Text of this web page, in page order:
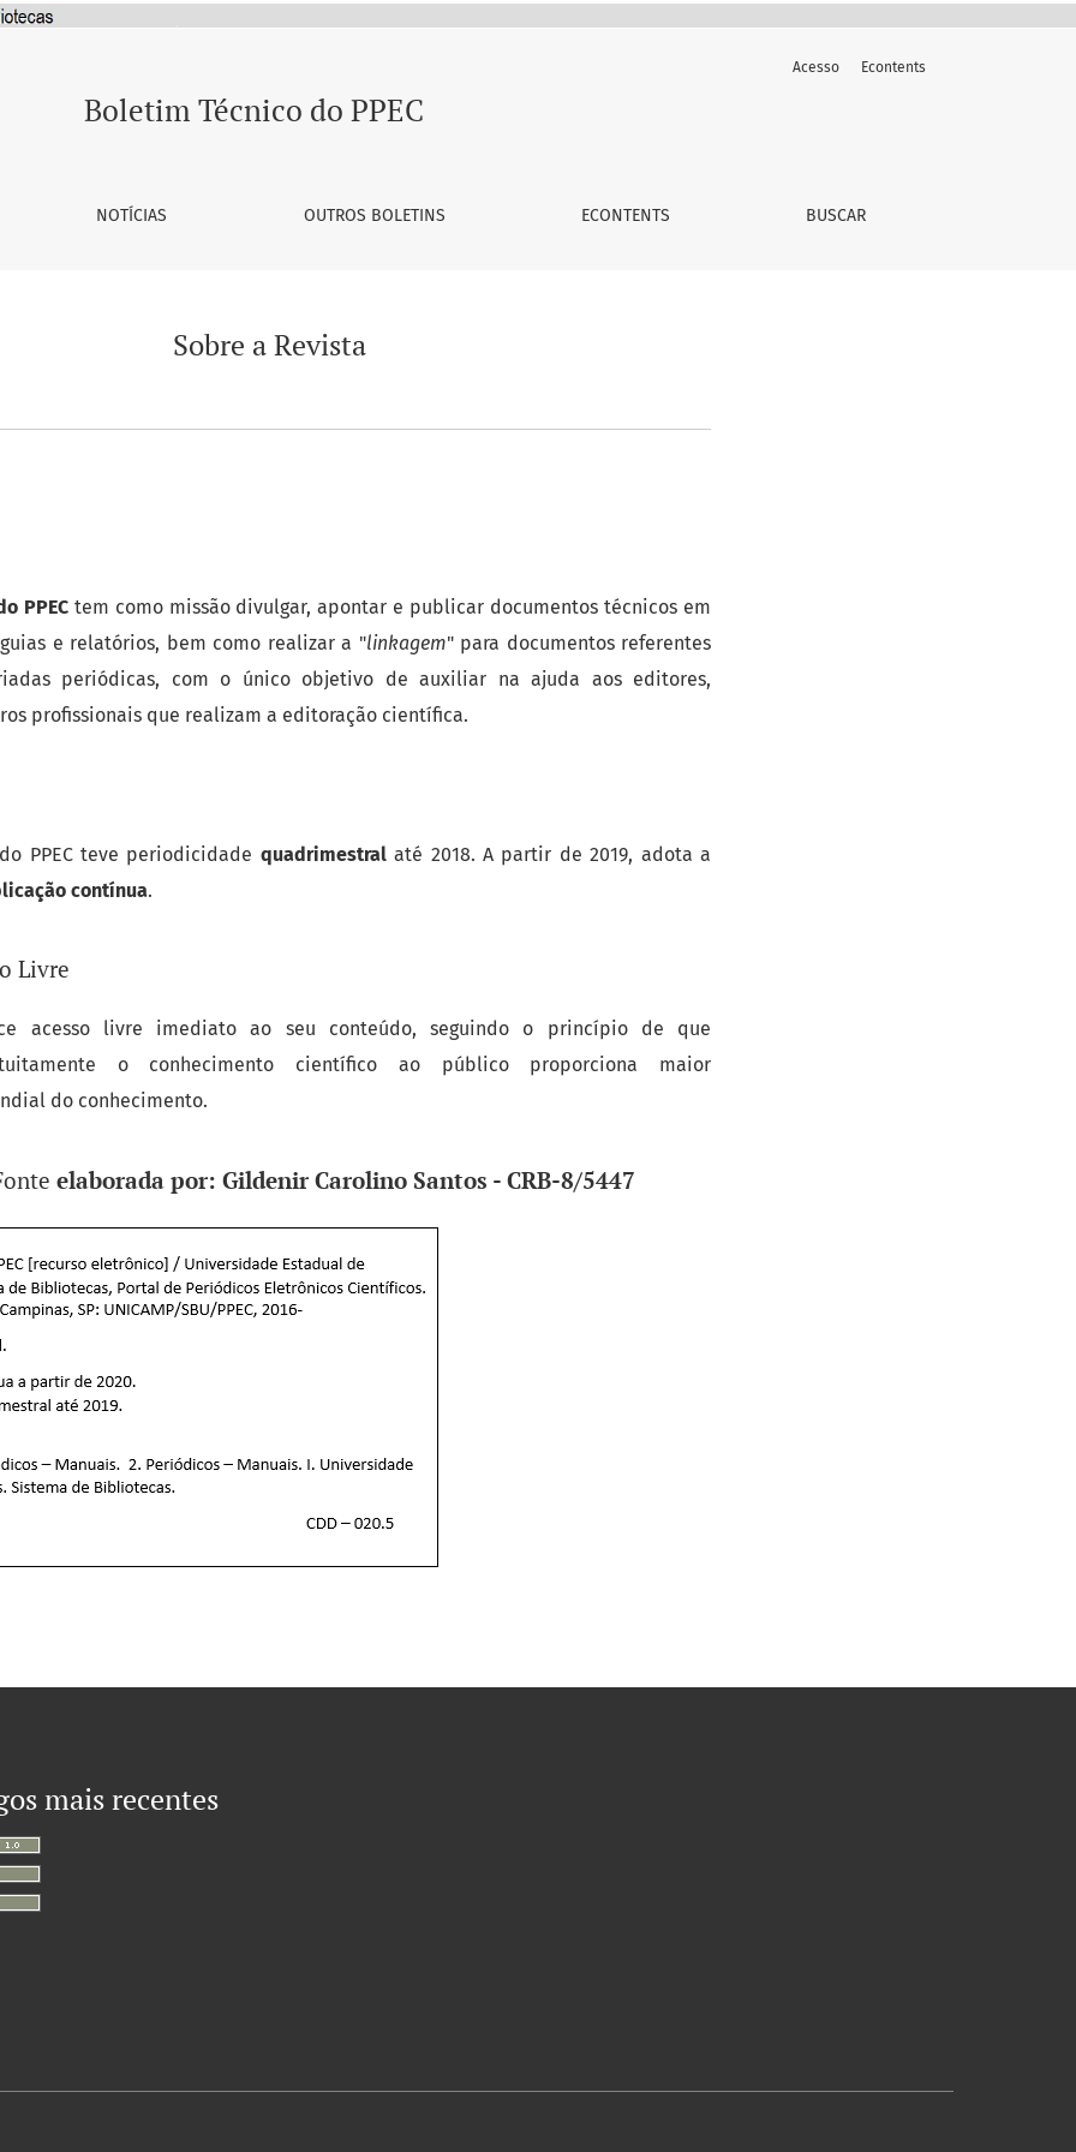
Boletim Técnico do PPEC
NOTÍCIAS OUTROS BOLETINS ECONTENTS BUSCAR
Acesso Econtents
Sobre a Revista
PPECtem como missão divulgar, apontar e publicar documentos técnicos em
e relatórios, bem como realizar a "linkagem" para documentos referentes
periódicas, com o único objetivo de auxiliar na ajuda aos editores,
profissionais que realizam a editoração científica.
PPEC teve periodicidade quadrimestralaté 2018. A partir de 2019, adota a
contínua.
Livre
acesso livre imediato ao seu conteúdo, seguindo o princípio de que
o conhecimento científico ao público proporciona maior
do conhecimento.
elaborada por: Gildenir Carolino Santos - CRB-8/5447
mais recentes